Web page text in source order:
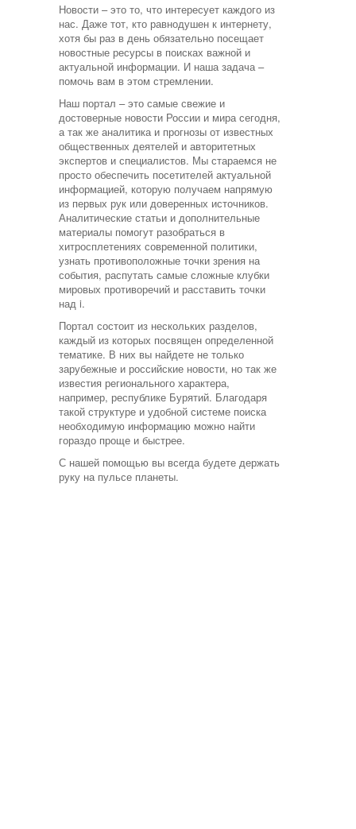
Новости – это то, что интересует каждого из
нас. Даже тот, кто равнодушен к интернету,
хотя бы раз в день обязательно посещает
новостные ресурсы в поисках важной и
актуальной информации. И наша задача –
помочь вам в этом стремлении.
Наш портал – это самые свежие и
достоверные новости России и мира сегодня,
а так же аналитика и прогнозы от известных
общественных деятелей и авторитетных
экспертов и специалистов. Мы стараемся не
просто обеспечить посетителей актуальной
информацией, которую получаем напрямую
из первых рук или доверенных источников.
Аналитические статьи и дополнительные
материалы помогут разобраться в
хитросплетениях современной политики,
узнать противоположные точки зрения на
события, распутать самые сложные клубки
мировых противоречий и расставить точки
над i.
Портал состоит из нескольких разделов,
каждый из которых посвящен определенной
тематике. В них вы найдете не только
зарубежные и российские новости, но так же
известия регионального характера,
например, республике Бурятий. Благодаря
такой структуре и удобной системе поиска
необходимую информацию можно найти
гораздо проще и быстрее.
С нашей помощью вы всегда будете держать
руку на пульсе планеты.